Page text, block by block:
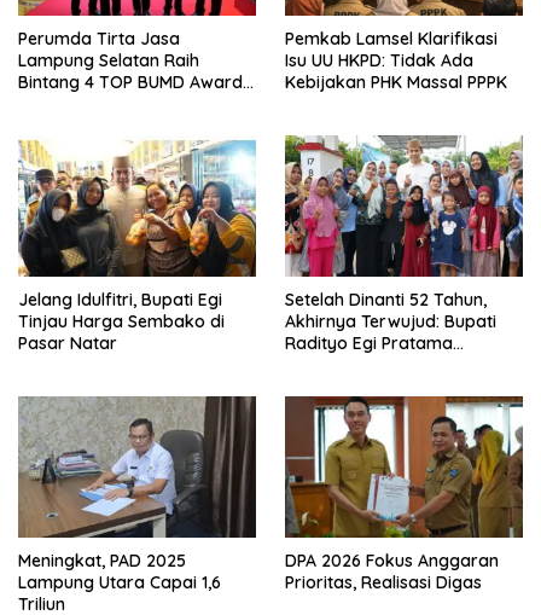
Perumda Tirta Jasa
Lampung Selatan Raih
Bintang 4 TOP BUMD Awards
Pemkab Lamsel Klarifikasi
Isu UU HKPD: Tidak Ada
Kebijakan PHK Massal PPPK
Jelang Idulfitri, Bupati Egi
Tinjau Harga Sembako di
Pasar Natar
Setelah Dinanti 52 Tahun,
Akhirnya Terwujud: Bupati
Radityo Egi Pratama
Meningkat, PAD 2025
Lampung Utara Capai 1,6
Triliun
DPA 2026 Fokus Anggaran
Prioritas, Realisasi Digas